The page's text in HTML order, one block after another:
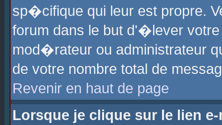
sp�cifique qui leur est propre.
forum dans le but d'�lever
mod�rateur ou administrateur
de votre nombre total de
Revenir en haut de page
Lorsque je clique sur le lien